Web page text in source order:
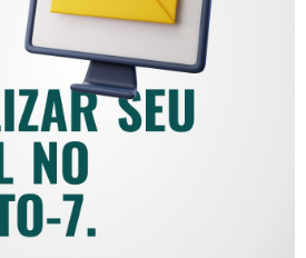
SEU E-
CREFITO-7